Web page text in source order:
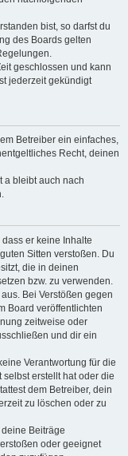
bist, so darfst du
des Boards gelten
geschlossen und kann
jederzeit gekündigt
Betreiber ein einfaches,
Recht, deinen
a bleibt auch nach
er keine Inhalte
Sitten verstoßen. Du
die in deinen
bzw. zu verwenden.
Bei Verstößen gegen
Board veröffentlichten
zeitweise oder
und dir ein
Verantwortung für die
erstellt hat oder die
dem Betreiber, dein
zu löschen oder zu
Beiträge
oder geeignet